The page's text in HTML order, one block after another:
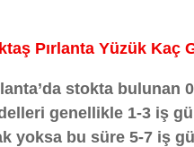
Pırlanta Yüzük Kaç
stokta bulunan
genellikle 1-3 iş
yoksa bu süre 5-7 iş